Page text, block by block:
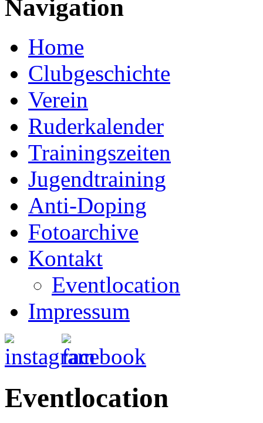
Navigation
Home
Clubgeschichte
Verein
Ruderkalender
Trainingszeiten
Jugendtraining
Anti-Doping
Fotoarchive
Kontakt
Eventlocation
Impressum
Eventlocation